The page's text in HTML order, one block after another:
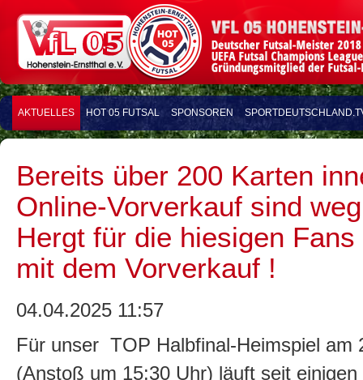
AKTUELLES HOT 05 FUTSAL SPONSOREN
Bereits über 200 Karten
Online-Vorverkauf sind
Hergt für die hiesigen
mit dem Vorverkauf !
04.04.2025 11:57
Für unser TOP Halbfinal-Heimspiel am
(Anstoß um 15:30 Uhr) läuft seit einigen